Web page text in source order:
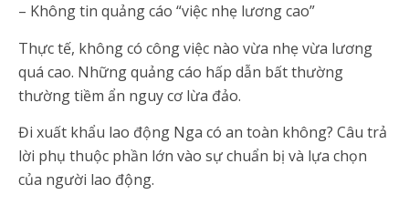
– Không tin quảng cáo “việc nhẹ lương cao”
Thực tế, không có công việc nào vừa nhẹ vừa lương
quá cao. Những quảng cáo hấp dẫn bất thường
thường tiềm ẩn nguy cơ lừa đảo.
Đi xuất khẩu lao động Nga có an toàn không? Câu trả
lời phụ thuộc phần lớn vào sự chuẩn bị và lựa chọn
của người lao động.